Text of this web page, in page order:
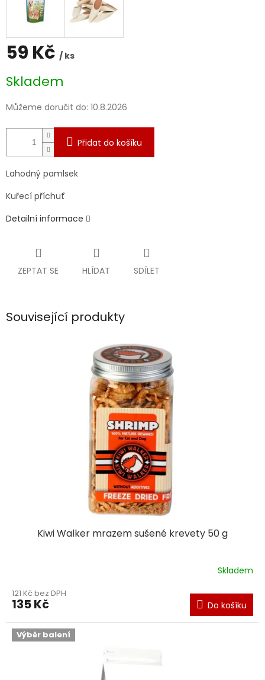
59 Kč / ks
cena:
Skladem
Můžeme doručit do: 10.8.2026
Přidat do košíku
Lahodný pamlsek
Kuřecí příchuť
Detailní informace
ZEPTAT SE HLÍDAT SDÍLET
Související produkty
Kiwi Walker mrazem sušené krevety 50 g
Skladem
121 Kč bez DPH
135 Kč Do košíku
Výběr balení